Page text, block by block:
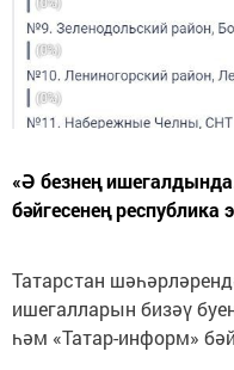
«Ә безнең
бәйгесенең республика
Татарстан
ишегалларын бизәү
һәм «Татар-информ»